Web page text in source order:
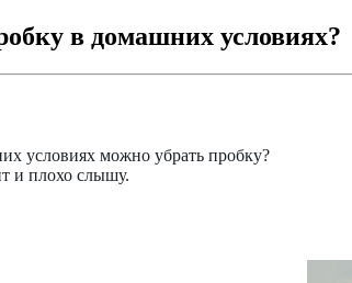
в домашних условиях?
условиях можно убрать пробку?
и плохо слышу.